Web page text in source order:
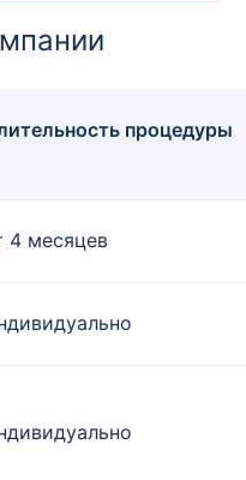
процедуры
4 месяцев